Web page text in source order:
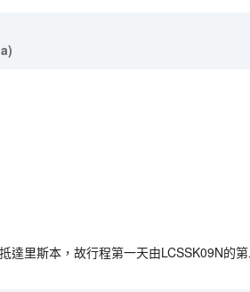
里斯本，故行程第一天由LCSSK09N的